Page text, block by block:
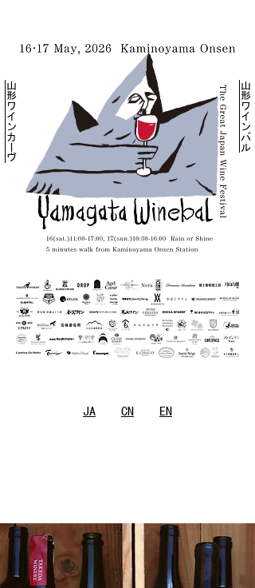
山形ワインカーヴ 山形ワインバル
JA CN EN